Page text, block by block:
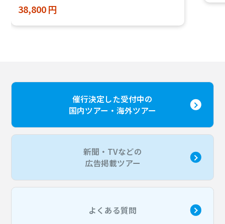
催行決定した受付中の
国内ツアー・海外ツアー
新聞・TVなどの
広告掲載ツアー
よくある質問